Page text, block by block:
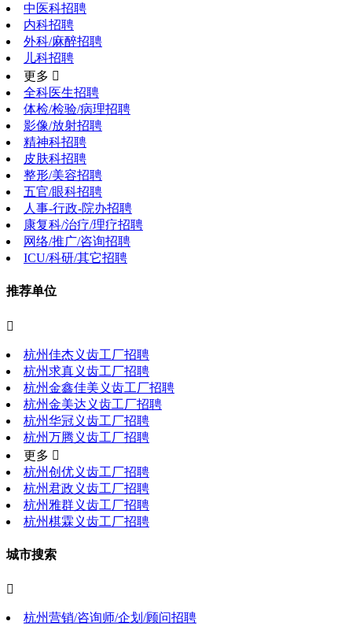
中医科招聘
内科招聘
外科/麻醉招聘
儿科招聘
更多 
全科医生招聘
体检/检验/病理招聘
影像/放射招聘
精神科招聘
皮肤科招聘
整形/美容招聘
五官/眼科招聘
人事-行政-院办招聘
康复科/治疗/理疗招聘
网络/推广/咨询招聘
ICU/科研/其它招聘
推荐单位

杭州佳杰义齿工厂招聘
杭州求真义齿工厂招聘
杭州金鑫佳美义齿工厂招聘
杭州金美达义齿工厂招聘
杭州华冠义齿工厂招聘
杭州万腾义齿工厂招聘
更多 
杭州创优义齿工厂招聘
杭州君政义齿工厂招聘
杭州雅群义齿工厂招聘
杭州棋霖义齿工厂招聘
城市搜索

杭州营销/咨询师/企划/顾问招聘